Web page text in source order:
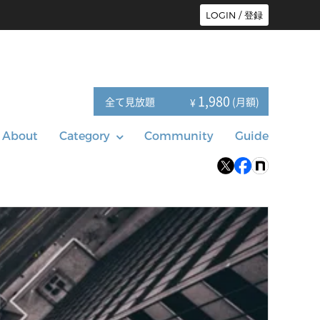
LOGIN / 登録
全て見放題 ¥ 1,980 (月額)
About Category Community Guide